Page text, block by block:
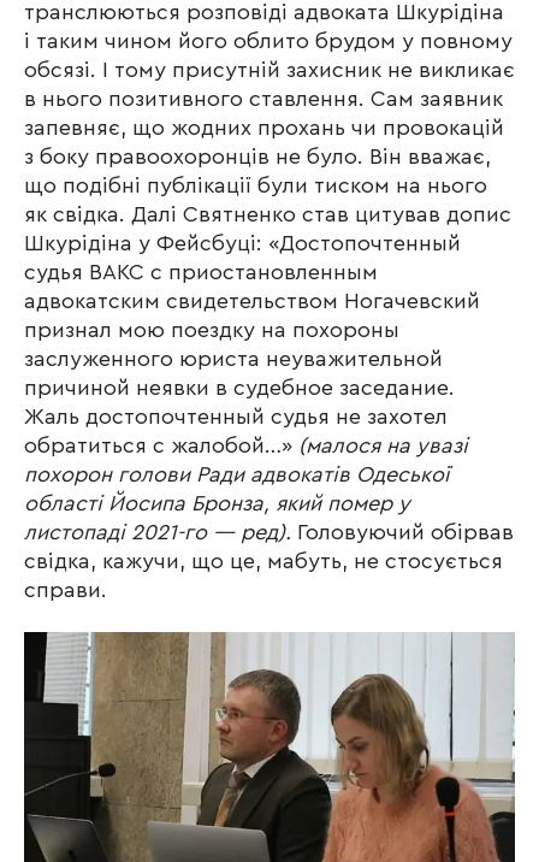
транслюються розповіді адвоката Шкурідіна
і таким чином його облито брудом у повному
обсязі. І тому присутній захисник не викликає
в нього позитивного ставлення. Сам заявник
запевняє, що жодних прохань чи провокацій
з боку правоохоронців не було. Він вважає,
що подібні публікації були тиском на нього
як свідка. Далі Святненко став цитував допис
Шкурідіна у Фейсбуці: «Достопочтенный
судья ВАКС с приостановленным
адвокатским свидетельством Ногачевский
признал мою поездку на похороны
заслуженного юриста неуважительной
причиной неявки в судебное заседание.
Жаль достопочтенный судья не захотел
обратиться с жалобой…» (малося на увазі
похорон голови Ради адвокатів Одеської
області Йосипа Бронза, який помер у
листопаді 2021-го — ред). Головуючий обірвав
свідка, кажучи, що це, мабуть, не стосується
справи.